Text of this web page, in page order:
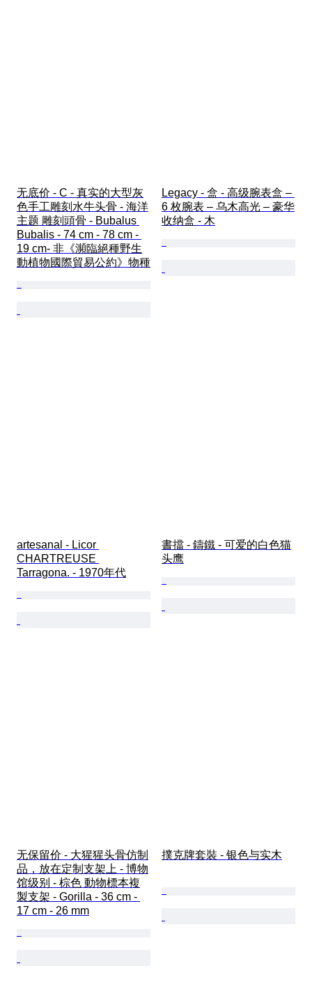
无底价 - C - 真实的大型灰
色手工雕刻水牛头骨 - 海洋
主题 雕刻頭骨 - Bubalus
Bubalis - 74 cm - 78 cm -
19 cm- 非《瀕臨絕種野生
動植物國際貿易公約》物種
Legacy - 盒 - 高级腕表盒 –
6 枚腕表 – 乌木高光 – 豪华
收纳盒 - 木
artesanal - Licor
CHARTREUSE
Tarragona. - 1970年代
書擋 - 鑄鐵 - 可爱的白色猫
头鹰
无保留价 - 大猩猩头骨仿制
品，放在定制支架上 - 博物
馆级别 - 棕色 動物標本複
製支架 - Gorilla - 36 cm -
17 cm - 26 mm
撲克牌套裝 - 银色与实木